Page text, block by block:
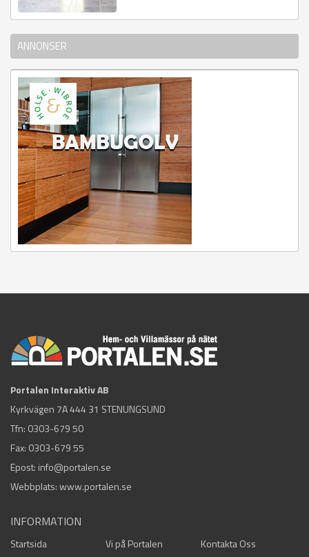
ANNONSER
Portalen Interaktiv AB
Kyrkvägen 7A 444 31 STENUNGSUND
Tfn: 0303-679 50
Fax: 0303-679 55
Epost: info@portalen.se
Webbplats: www.portalen.se
INFORMATION
Startsida Vi på Portalen Kontakta Oss